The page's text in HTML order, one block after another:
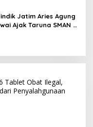
Akhir Juli 2026
Jatim Aries Agung
Ajak Taruna SMAN 2
Tablet Obat Ilegal,
Penyalahgunaan